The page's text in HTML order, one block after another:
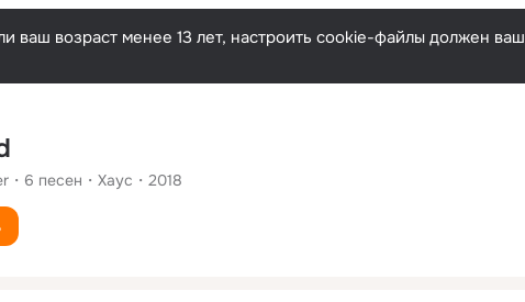
Русский
ваш возраст менее 13 лет, настроить cookie-файлы должен ваш
6 песен Хаус 2018